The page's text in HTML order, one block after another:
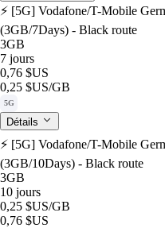
⚡️ [5G] Vodafone/T-Mobile
(3GB/7Days) - Black route
3GB
7 jours
0,76 $US
0,25 $US/GB
5G
Détails
⚡️ [5G] Vodafone/T-Mobile
(3GB/10Days) - Black route
3GB
10 jours
0,25 $US/GB
0,76 $US